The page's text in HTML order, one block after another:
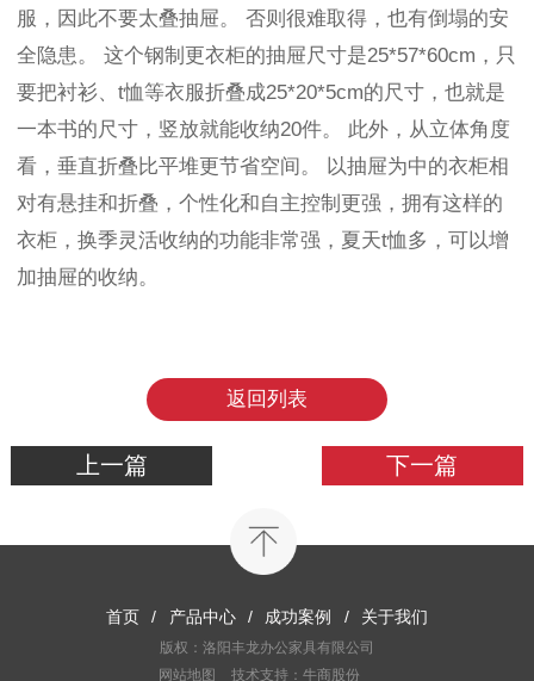
服，因此不要太叠抽屉。 否则很难取得，也有倒塌的安
全隐患。 这个钢制更衣柜的抽屉尺寸是25*57*60cm，只
要把衬衫、t恤等衣服折叠成25*20*5cm的尺寸，也就是
一本书的尺寸，竖放就能收纳20件。 此外，从立体角度
看，垂直折叠比平堆更节省空间。 以抽屉为中的衣柜相
对有悬挂和折叠，个性化和自主控制更强，拥有这样的
衣柜，换季灵活收纳的功能非常强，夏天t恤多，可以增
加抽屉的收纳。
返回列表
上一篇 下一篇
首页 / 产品中心 / 成功案例 / 关于我们
版权：洛阳丰龙办公家具有限公司
网站地图
技术支持：牛商股份